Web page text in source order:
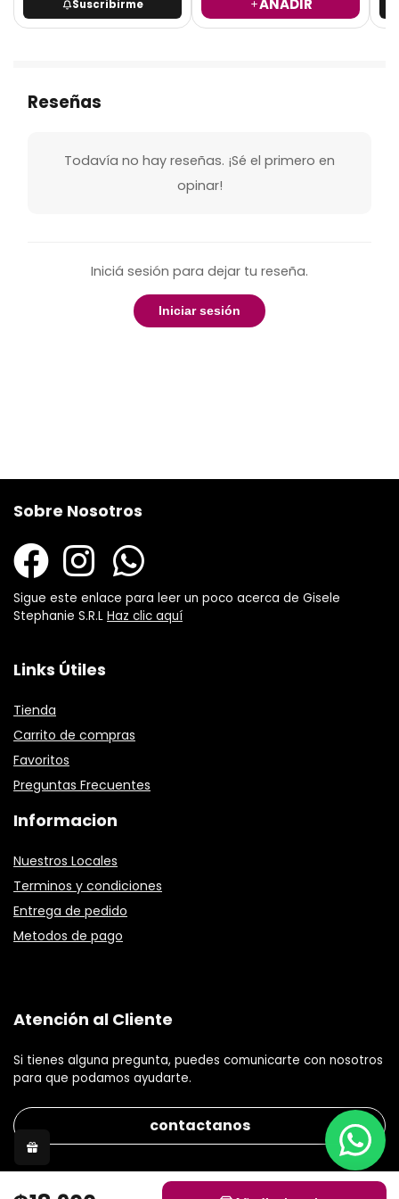
Suscribirme
Reseñas
Todavía no hay reseñas. ¡Sé el primero en
opinar!
Iniciá sesión para dejar tu reseña.
Iniciar sesión
Sobre Nosotros
Sigue este enlace para leer un poco acerca de Gisele
Stephanie S.R.L Haz clic aquí
Links Útiles
Tienda
Carrito de compras
Favoritos
Preguntas Frecuentes
Informacion
Nuestros Locales
Terminos y condiciones
Entrega de pedido
Metodos de pago
Atención al Cliente
Si tienes alguna pregunta, puedes comunicarte con nosotros
para que podamos ayudarte.
contactanos